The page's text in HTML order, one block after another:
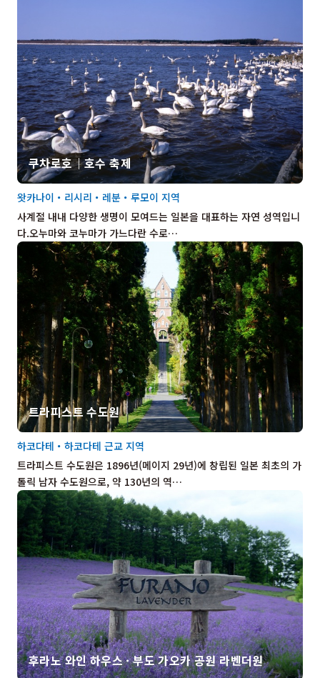
쿠차로호｜호수 축제
사계절 내내 다양한 생명이 모여드는 일본을 대표하는 자연 성역입니
다.오누마와 코누마가 가느다란 수로…
왓카나이・리시리・레분・루모이 지역
트라피스트 수도원
트라피스트 수도원은 1896년(메이지 29년)에 창립된 일본 최초의 가
톨릭 남자 수도원으로, 약 130년의 역…
하코다테・하코다테 근교 지역
후라노 와인 하우스 · 부도 가오카 공원 라벤더원